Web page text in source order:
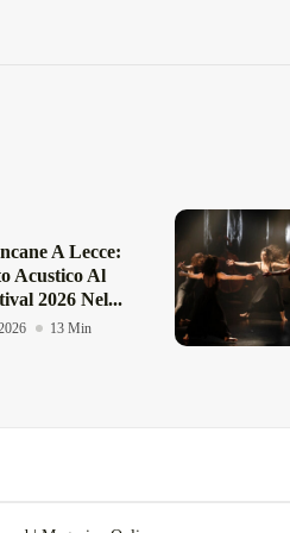
A Lecce:
Acustico Al
2026 Nel...
13 Min